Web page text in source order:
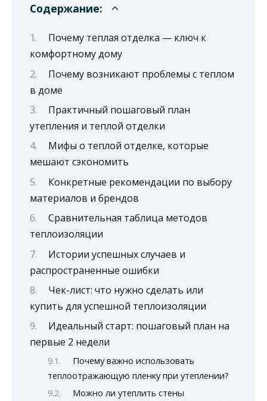
Содержание:
Почему теплая отделка — ключ к
комфортному дому
Почему возникают проблемы с теплом
в доме
Практичный пошаговый план
утепления и теплой отделки
Мифы о теплой отделке, которые
мешают сэкономить
Конкретные рекомендации по выбору
материалов и брендов
Сравнительная таблица методов
теплоизоляции
Истории успешных случаев и
распространенные ошибки
Чек-лист: что нужно сделать или
купить для успешной теплоизоляции
Идеальный старт: пошаговый план на
первые 2 недели
Почему важно использовать
теплоотражающую пленку при утеплении?
Можно ли утеплить стены